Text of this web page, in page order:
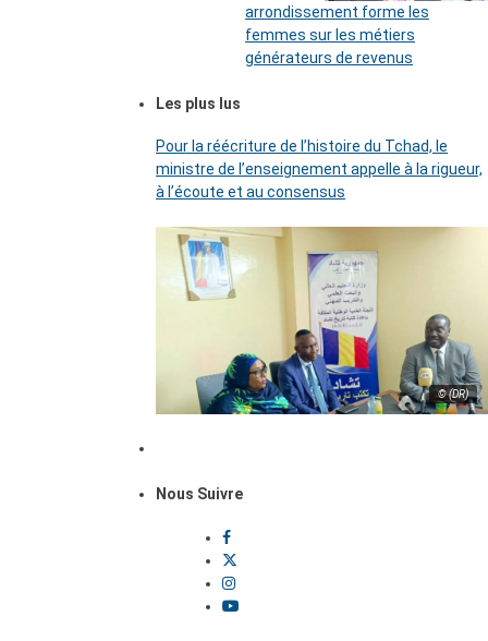
arrondissement forme les
femmes sur les métiers
générateurs de revenus
Les plus lus
Pour la réécriture de l’histoire du Tchad, le
ministre de l’enseignement appelle à la rigueur,
à l’écoute et au consensus
© (DR)
Nous Suivre